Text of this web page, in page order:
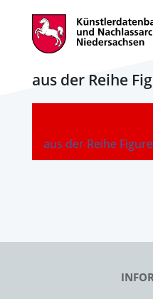
aus der Reihe
aus der Reihe